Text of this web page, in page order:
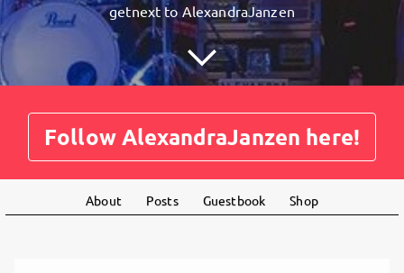
getnext to AlexandraJanzen
Follow AlexandraJanzen here!
About Posts Guestbook Shop